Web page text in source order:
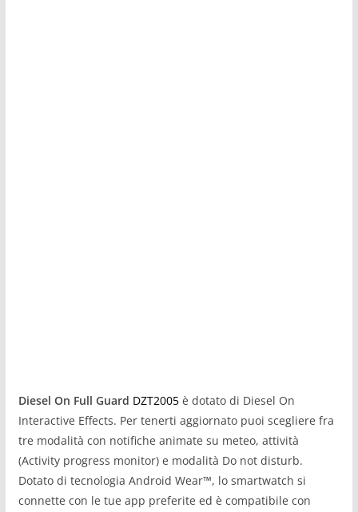
Diesel On Full Guard DZT2005 è dotato di Diesel On
Interactive Effects. Per tenerti aggiornato puoi scegliere fra
tre modalità con notifiche animate su meteo, attività
(Activity progress monitor) e modalità Do not disturb.
Dotato di tecnologia Android Wear™, lo smartwatch si
connette con le tue app preferite ed è compatibile con